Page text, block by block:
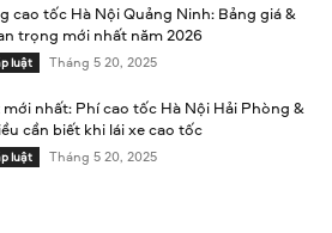
cao tốc Hà Nội Quảng Ninh: Bảng giá &
trọng mới nhất năm 2026
luật Tháng 5 20, 2025
nhất: Phí cao tốc Hà Nội Hải Phòng &
cần biết khi lái xe cao tốc
luật Tháng 5 20, 2025